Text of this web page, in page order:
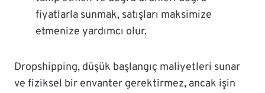
fiyatlarla sunmak, satışları maksimize
etmenize yardımcı olur.
Dropshipping, düşük başlangıç maliyetleri sunar
ve fiziksel bir envanter gerektirmez, ancak işin